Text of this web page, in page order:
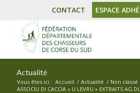
CONTACT ESPACE
Actualité
Vous êtes ici : Accueil / Actualité / Non classé
ASSOCIU DI CACCIA « U LEVRU » EXTRAITS AG